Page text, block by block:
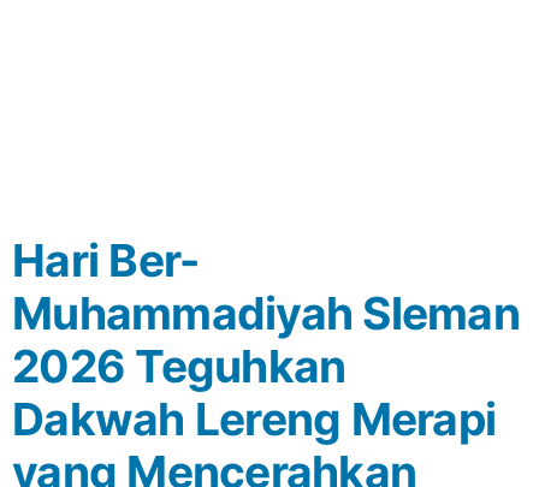
Hari Ber-
Muhammadiyah Sleman
2026 Teguhkan
Dakwah Lereng Merapi
yang Mencerahkan